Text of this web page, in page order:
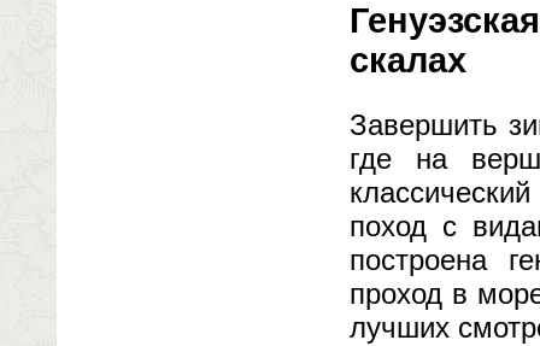
скалах
Завершить
где на
поход с
построена
проход в
лучших